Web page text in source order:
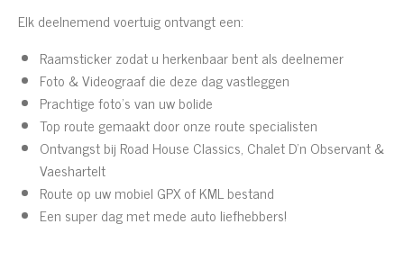
Elk deelnemend voertuig ontvangt een:
Raamsticker zodat u herkenbaar bent als deelnemer
Foto & Videograaf die deze dag vastleggen
Prachtige foto’s van uw bolide
Top route gemaakt door onze route specialisten
Ontvangst bij Road House Classics, Chalet D'n Observant &
Vaeshartelt
Route op uw mobiel GPX of KML bestand
Een super dag met mede auto liefhebbers!